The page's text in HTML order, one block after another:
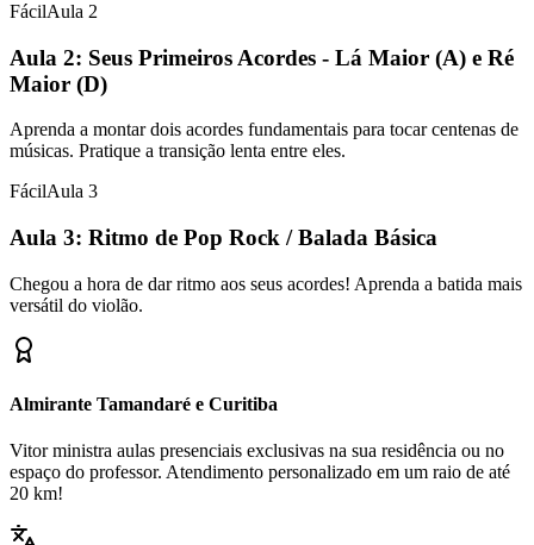
FácilAula 2
Aula 2: Seus Primeiros Acordes - Lá Maior (A) e Ré
Maior (D)
Aprenda a montar dois acordes fundamentais para tocar centenas de
músicas. Pratique a transição lenta entre eles.
FácilAula 3
Aula 3: Ritmo de Pop Rock / Balada Básica
Chegou a hora de dar ritmo aos seus acordes! Aprenda a batida mais
versátil do violão.
Almirante Tamandaré e Curitiba
Vitor ministra aulas presenciais exclusivas na sua residência ou no
espaço do professor. Atendimento personalizado em um raio de até
20 km!